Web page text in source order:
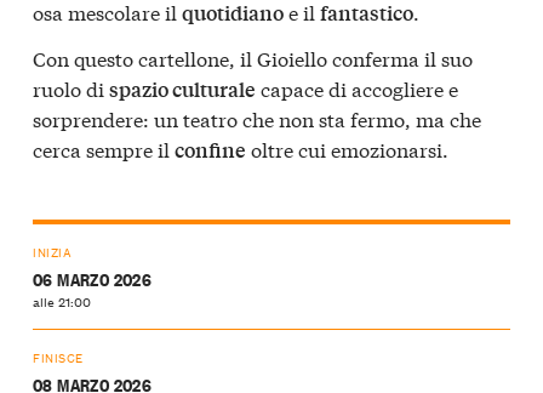
osa mescolare il quotidianoe il fantastico.
Con questo cartellone, il Gioiello conferma il suo
ruolo di spazio culturale capace di accogliere e
sorprendere: un teatro che non sta fermo, ma che
cerca sempre il confine oltre cui emozionarsi.
INIZIA
06 MARZO 2026
alle 21:00
FINISCE
08 MARZO 2026